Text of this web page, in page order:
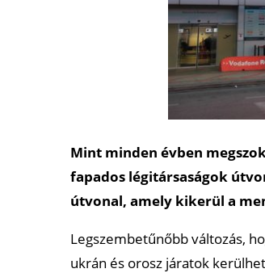
Mint minden évben
fapados légitársaságok
útvonal, amely kikerül a
Legszembetűnőbb változás,
ukrán és orosz járatok